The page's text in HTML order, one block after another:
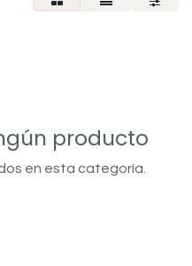
producto
en esta categoría.